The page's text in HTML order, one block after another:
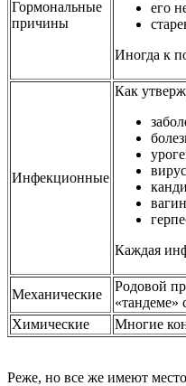
Гормональные
причины
его
Иногда к
Инфекционные
Как
Каждая
Механические
Родовой
«тандеме»
Химические
Многие
Реже, но все же имеют